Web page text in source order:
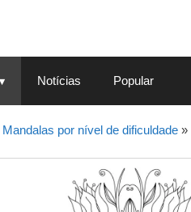
Notícias Popular
Mandalas por nível de dificuldade»